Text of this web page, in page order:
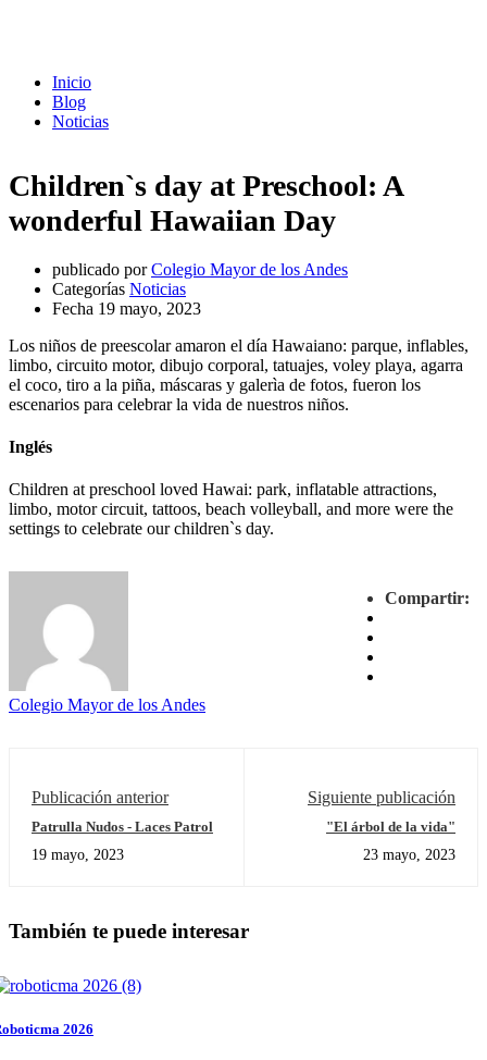
Inicio
Blog
Noticias
Children`s day at Preschool: A
wonderful Hawaiian Day
publicado por Colegio Mayor de los Andes
Categorías Noticias
Fecha 19 mayo, 2023
Los niños de preescolar amaron el día Hawaiano: parque, inflables,
limbo, circuito motor, dibujo corporal, tatuajes, voley playa, agarra
el coco, tiro a la piña, máscaras y galerìa de fotos, fueron los
escenarios para celebrar la vida de nuestros niños.
Inglés
Children at preschool loved Hawai: park, inflatable attractions,
limbo, motor circuit, tattoos, beach volleyball, and more were the
settings to celebrate our children`s day.
Compartir:
Colegio Mayor de los Andes
Publicación anterior
Patrulla Nudos - Laces Patrol
19 mayo, 2023
Siguiente publicación
"El árbol de la vida"
23 mayo, 2023
También te puede interesar
2026